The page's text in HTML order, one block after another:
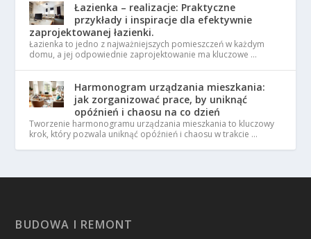
Łazienka – realizacje: Praktyczne
przykłady i inspiracje dla efektywnie
zaprojektowanej łazienki.
Łazienka to jedno z najważniejszych pomieszczeń w każdym
domu, a jej odpowiednie zaprojektowanie ma kluczowe …
Harmonogram urządzania mieszkania:
jak zorganizować prace, by uniknąć
opóźnień i chaosu na co dzień
Tworzenie harmonogramu urządzania mieszkania to kluczowy
krok, który pozwala uniknąć opóźnień i chaosu w trakcie …
BUDOWA I REMONT